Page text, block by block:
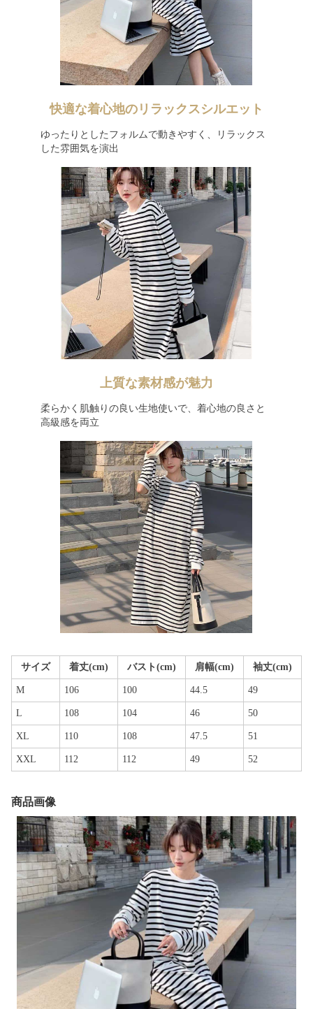
快適な着心地のリラックスシルエット
ゆったりとしたフォルムで動きやすく、リラックス
した雰囲気を演出
上質な素材感が魅力
柔らかく肌触りの良い生地使いで、着心地の良さと
高級感を両立
サイズ 着丈(cm) バスト(cm) 肩幅(cm) 袖丈(cm)
M 106 100 44.5 49
L 108 104 46 50
XL 110 108 47.5 51
XXL 112 112 49 52
商品画像